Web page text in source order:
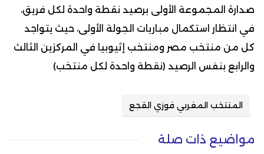
صدارة المجموعة الأولى برصيد نقطة واحدة لكل فريق،
في انتظار استكمال مباريات الجولة الأولى، حيث يتواجد
كل من منتخب مصر ومنتخب إثيوبيا في المركزين الثالث
والرابع بنفس الرصيد (نقطة واحدة لكل منتخب)
المنتخب المغربي فوزي القجع
مواضيع ذات صلة